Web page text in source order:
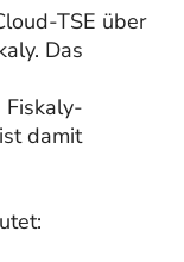
TSE über
Das
Fiskaly-
damit